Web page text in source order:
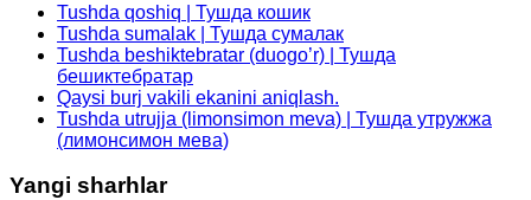
Tushda qoshiq | Тушда кошик
Tushda sumalak | Тушда сумалак
Tushda beshiktebratar (duogo’r) | Тушда
бешиктебратар
Qaysi burj vakili ekanini aniqlash.
Tushda utrujja (limonsimon meva) | Тушда утружжа
(лимонсимон мева)
Yangi sharhlar